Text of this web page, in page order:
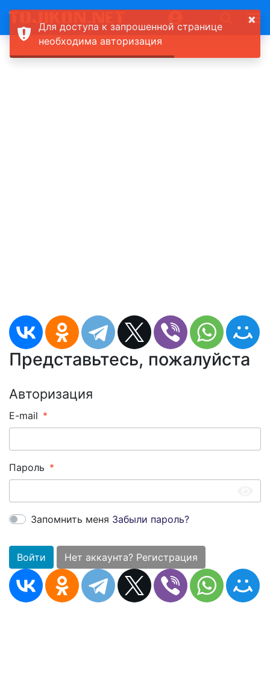
Представьтесь, пожалуйста
Авторизация
E-mail
Пароль
Запомнить меня Забыли пароль?
Войти Нет аккаунта? Регистрация
×
Для доступа к запрошенной странице
необходима авторизация